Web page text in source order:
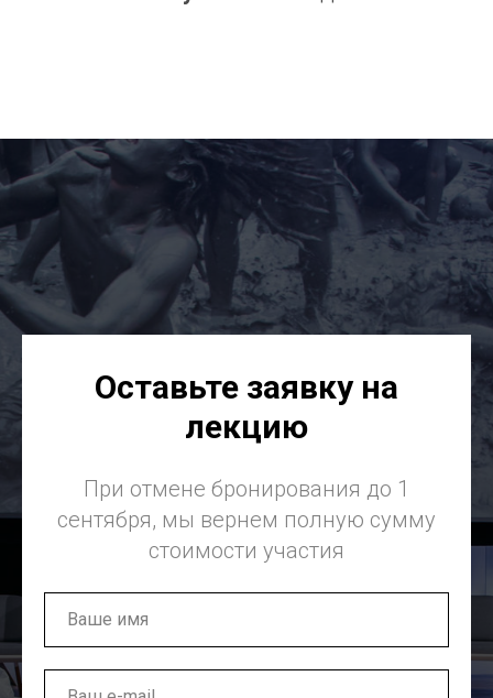
Оставьте заявку на
лекцию
При отмене бронирования до 1
сентября, мы вернем полную сумму
стоимости участия